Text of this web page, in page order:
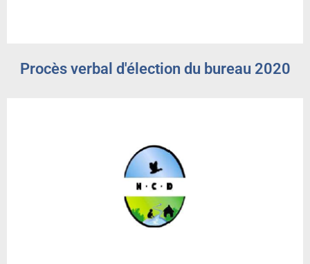
Procès verbal d'élection du bureau 2020